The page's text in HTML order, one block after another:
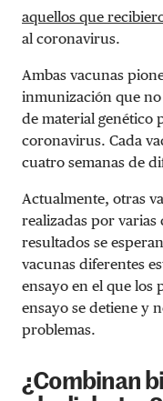
aquellos que
al coronavirus.
Ambas vacunas
inmunización que
de material genético
coronavirus. Cada
cuatro semanas de
Actualmente, otras
realizadas por varias
resultados se
vacunas diferentes
ensayo en el que los
ensayo se detiene y
problemas.
¿Combinan